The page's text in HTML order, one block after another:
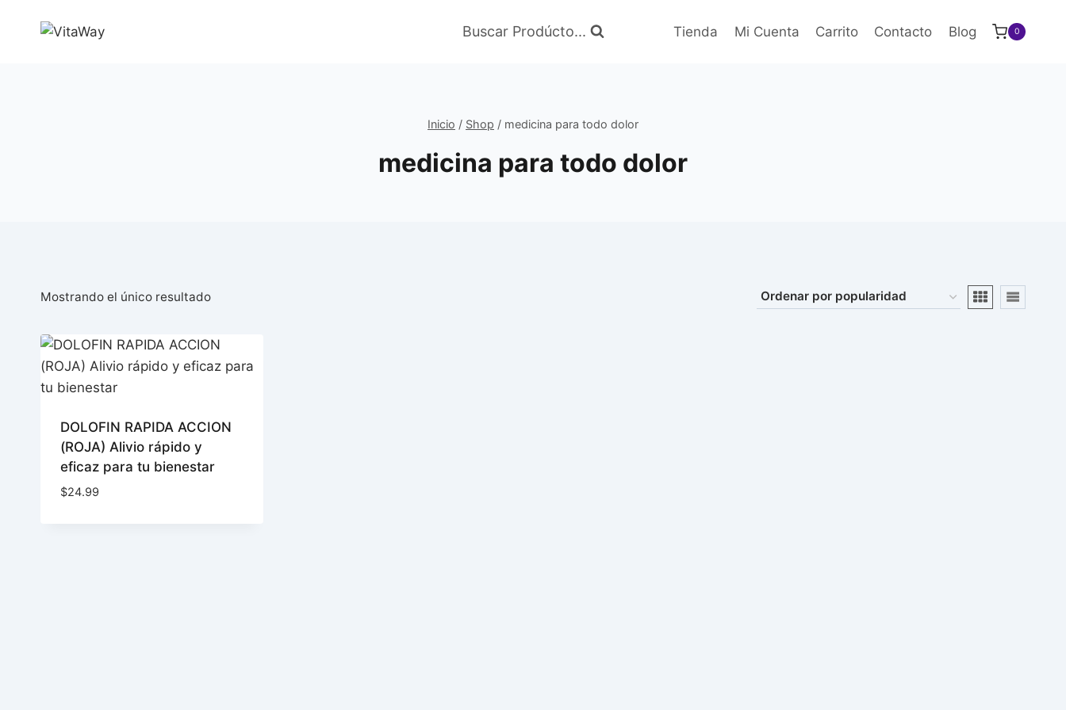
Buscar Prodúcto... Tienda Mi Cuenta Carrito Contacto Blog 0
Inicio / Shop / medicina para todo dolor
medicina para todo dolor
Mostrando el único resultado
DOLOFIN RAPIDA ACCION
(ROJA) Alivio rápido y
eficaz para tu bienestar
$24.99